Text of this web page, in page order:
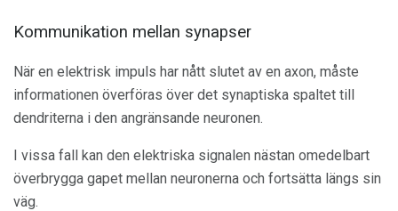
Kommunikation mellan synapser
När en elektrisk impuls har nått slutet av en axon, måste
informationen överföras över det synaptiska spaltet till
dendriterna i den angränsande neuronen.
I vissa fall kan den elektriska signalen nästan omedelbart
överbrygga gapet mellan neuronerna och fortsätta längs sin
väg.